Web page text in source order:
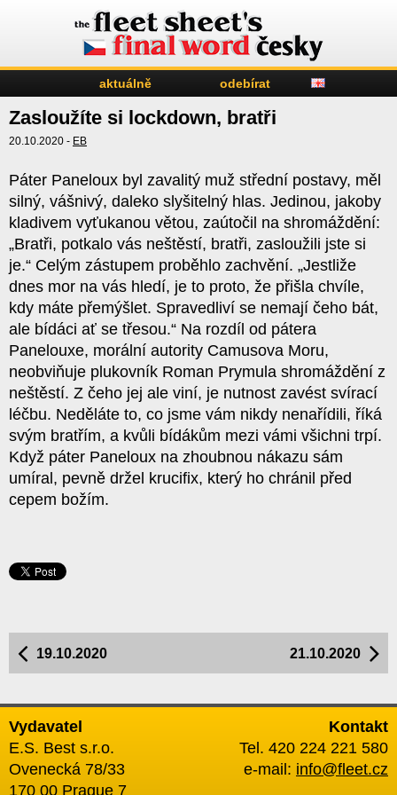
aktuálně odebírat
Zasloužíte si lockdown, bratři
20.10.2020 - EB
Páter Paneloux byl zavalitý muž střední postavy, měl
silný, vášnivý, daleko slyšitelný hlas. Jedinou, jakoby
kladivem vyťukanou větou, zaútočil na shromáždění:
„Bratři, potkalo vás neštěstí, bratři, zasloužili jste si
je.“ Celým zástupem proběhlo zachvění. „Jestliže
dnes mor na vás hledí, je to proto, že přišla chvíle,
kdy máte přemýšlet. Spravedliví se nemají čeho bát,
ale bídáci ať se třesou.“ Na rozdíl od pátera
Panelouxe, morální autority Camusova Moru,
neobviňuje plukovník Roman Prymula shromáždění z
neštěstí. Z čeho jej ale viní, je nutnost zavést svírací
léčbu. Neděláte to, co jsme vám nikdy nenařídili, říká
svým bratřím, a kvůli bídákům mezi vámi všichni trpí.
Když páter Paneloux na zhoubnou nákazu sám
umíral, pevně držel krucifix, který ho chránil před
cepem božím.
21.10.2020
19.10.2020
Vydavatel
E.S. Best s.r.o.
Ovenecká 78/33
170 00 Prague 7
Kontakt
Tel. 420 224 221 580
e-mail: info@fleet.cz